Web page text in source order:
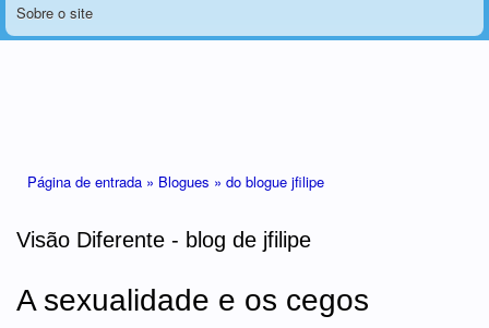
Sobre o site
Página de entrada » Blogues » do blogue jfilipe
Visão Diferente - blog de jfilipe
A sexualidade e os cegos